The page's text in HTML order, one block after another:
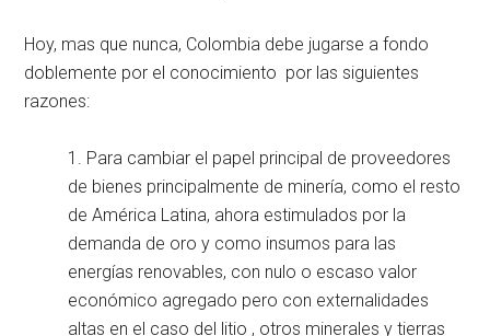
Hoy, mas que nunca, Colombia debe jugarse a fondo
doblemente por el conocimiento por las siguientes
razones:
1. Para cambiar el papel principal de proveedores
de bienes principalmente de minería, como el resto
de América Latina, ahora estimulados por la
demanda de oro y como insumos para las
energías renovables, con nulo o escaso valor
económico agregado pero con externalidades
altas en el caso del litio , otros minerales y tierras